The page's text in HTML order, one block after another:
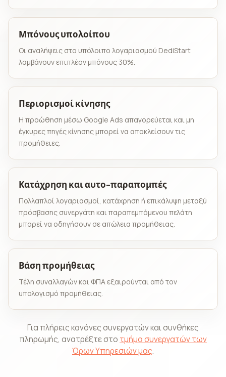
Μπόνους υπολοίπου
Οι αναλήψεις στο υπόλοιπο λογαριασμού DediStart
λαμβάνουν επιπλέον μπόνους 30%.
Περιορισμοί κίνησης
Η προώθηση μέσω Google Ads απαγορεύεται και μη
έγκυρες πηγές κίνησης μπορεί να αποκλείσουν τις
προμήθειες.
Κατάχρηση και αυτο-παραπομπές
Πολλαπλοί λογαριασμοί, κατάχρηση ή επικάλυψη μεταξύ
πρόσβασης συνεργάτη και παραπεμπόμενου πελάτη
μπορεί να οδηγήσουν σε απώλεια προμήθειας.
Βάση προμήθειας
Τέλη συναλλαγών και ΦΠΑ εξαιρούνται από τον
υπολογισμό προμήθειας.
Για πλήρεις κανόνες συνεργατών και συνθήκες
πληρωμής, ανατρέξτε στο τμήμα συνεργατών των
Όρων Υπηρεσιών μας.